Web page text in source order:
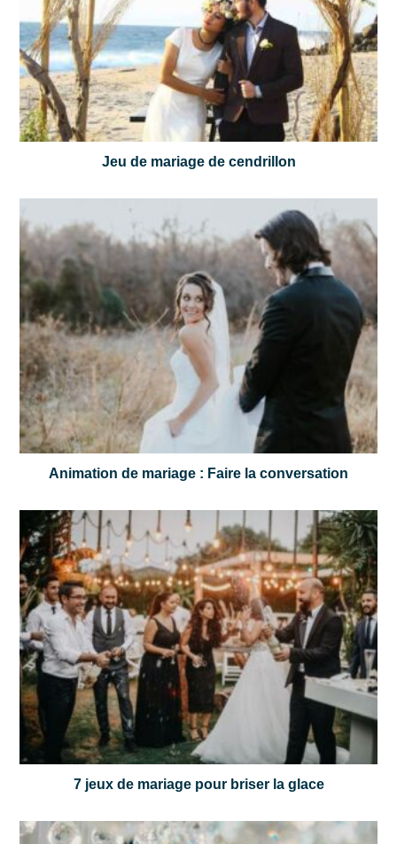
Jeu de mariage de cendrillon
Animation de mariage : Faire la conversation
7 jeux de mariage pour briser la glace